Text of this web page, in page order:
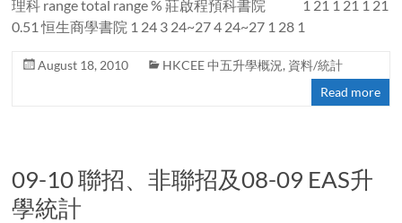
理科 range total range % 莊啟程預科書院 1 21 1 21 1 21
0.51 恒生商學書院 1 24 3 24~27 4 24~27 1 28 1
August 18, 2010 HKCEE 中五升學概況, 資料/統計
Read more
09-10 聯招、非聯招及08-09 EAS升
學統計